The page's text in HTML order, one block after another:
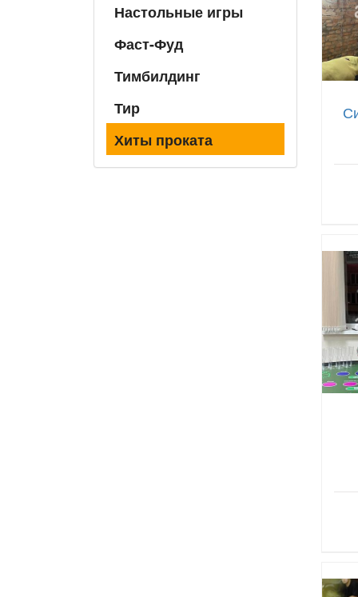
Настольные игры
Фаст-Фуд
Тимбилдинг
Тир
Хиты проката